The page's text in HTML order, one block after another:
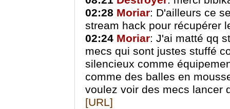
02:28 Moriar: D'ailleurs ce
stream hack pour récupérer
02:24 Moriar: J'ai matté qq
mecs qui sont justes stuffé
silencieux comme
comme des balles en
voulez voir des mecs lancer
[URL]